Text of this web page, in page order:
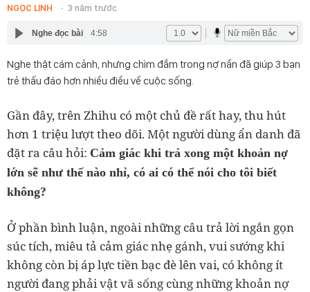
NGỌC LINH 3 năm trước
Nghe đọc bài 4:58
Nghe thật cám cảnh, nhưng chìm đắm trong nợ nần đã giúp 3 bạn
trẻ thấu đáo hơn nhiều điều về cuộc sống.
Gần đây, trên Zhihu có một chủ đề rất hay, thu hút
hơn 1 triệu lượt theo dõi. Một người dùng ẩn danh đã
đặt ra câu hỏi: Cảm giác khi trả xong một khoản nợ
lớn sẽ như thế nào nhỉ, có ai có thể nói cho tôi biết
không?
Ở phần bình luận, ngoài những câu trả lời ngắn gọn
súc tích, miêu tả cảm giác nhẹ gánh, vui sướng khi
không còn bị áp lực tiền bạc đè lên vai, có không ít
người đang phải vật vã sống cùng những khoản nợ